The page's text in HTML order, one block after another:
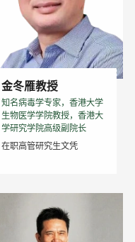
金冬雁教授
知名病毒学专家，香港大学
生物医学学院教授，香港大
学研究学院高级副院长
在职高管研究生文凭